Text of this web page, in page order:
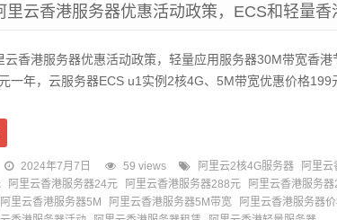
里云香港服务器优惠活动政策，ECS和轻量香
云香港服务器优惠活动政策，轻量应用服务器30M带宽香港
一年，云服务器ECS u1实例2核4G、5M带宽优惠价格199
2024年7月7日 59 views 阿里云2核4G服务器 阿里
阿里云香港服务器24元 阿里云香港服务器288元 阿里云香港服务
阿里云香港服务器5M 阿里云香港服务器5M带宽 阿里云香港服务器